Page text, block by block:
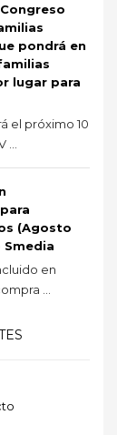
pondrá en
lugar para
el próximo 10
(Agosto
Smedia
en
...